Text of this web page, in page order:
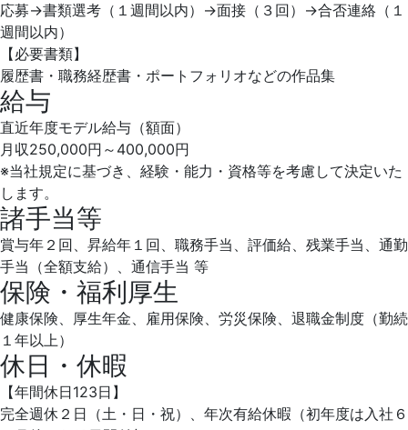
応募→書類選考（１週間以内）→面接（３回）→合否連絡（１
週間以内）
【必要書類】
履歴書・職務経歴書・ポートフォリオなどの作品集
給与
直近年度モデル給与（額面）
月収250,000円～400,000円
※当社規定に基づき、経験・能力・資格等を考慮して決定いた
します。
諸手当等
賞与年２回、昇給年１回、職務手当、評価給、残業手当、通勤
手当（全額支給）、通信手当 等
保険・福利厚生
健康保険、厚生年金、雇用保険、労災保険、退職金制度（勤続
１年以上）
休日・休暇
【年間休日123日】
完全週休２日（土・日・祝）、年次有給休暇（初年度は入社６